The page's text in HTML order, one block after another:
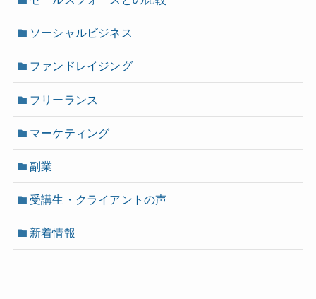
ソーシャルビジネス
ファンドレイジング
フリーランス
マーケティング
副業
受講生・クライアントの声
新着情報